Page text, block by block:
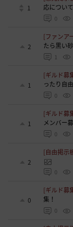
1
応について
0
2
[ファンア
たら黒い
1
1
[ギルド募
ったり自
0
1
[ギルド募
メンバー
0
2
[自由掲示
0
0
[ギルド募
集！
0